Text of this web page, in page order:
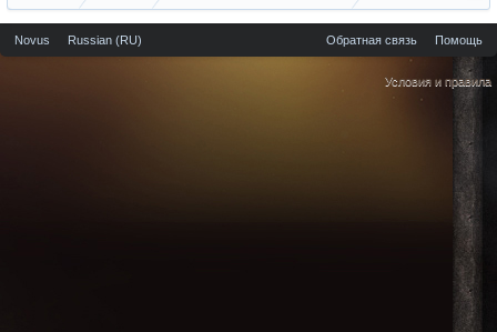
Novus Russian (RU) Обратная связь Помощь
Условия и правила